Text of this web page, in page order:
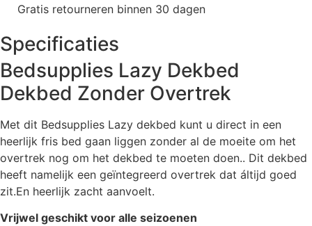
Gratis retourneren binnen 30 dagen
Specificaties
Bedsupplies Lazy Dekbed
Dekbed Zonder Overtrek
Met dit Bedsupplies Lazy dekbed kunt u direct in een
heerlijk fris bed gaan liggen zonder al de moeite om het
overtrek nog om het dekbed te moeten doen.. Dit dekbed
heeft namelijk een geïntegreerd overtrek dat áltijd goed
zit.En heerlijk zacht aanvoelt.
Vrijwel geschikt voor alle seizoenen